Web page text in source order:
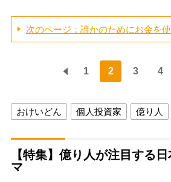
次のページ：誰かのためにお金を使
1 2 3 4
おけいどん 個人投資家 億り人
【特集】億り人が注目する
マ